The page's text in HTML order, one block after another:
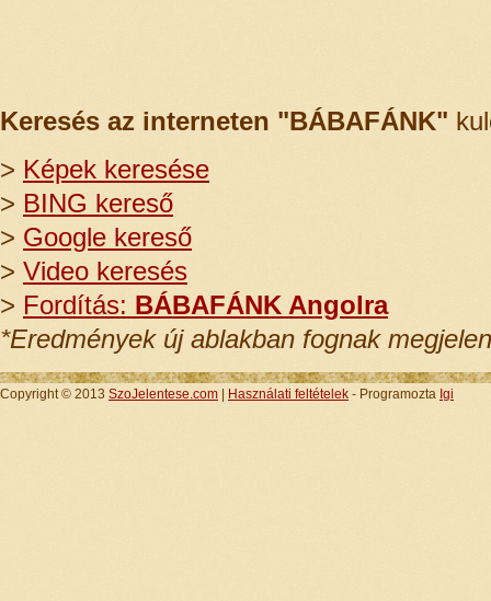
Keresés az interneten "BÁBAFÁNK"
> Képek keresése
> BING kereső
> Google kereső
> Video keresés
> Fordítás: BÁBAFÁNK Angolra
*Eredmények új ablakban fognak
Copyright © 2013 SzoJelentese.com Használati feltételek - Programozta Igi